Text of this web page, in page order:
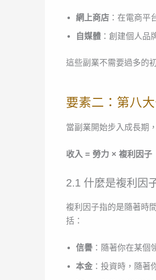
網上商店：在電商平
自媒體：創建個人品
這些副業不需要過多的
要素二：第八
當副業開始步入成長期
收入 = 勞力 × 複利因子
2.1 什麼是複利因
複利因子指的是隨著時
括：
信譽：隨著你在某個
本金：投資時，隨著